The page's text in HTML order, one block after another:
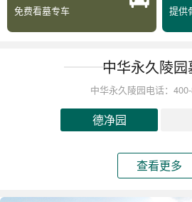
免费看墓专车 提供
中华永久陵园
中华永久陵园电话：
德净园
查看更多